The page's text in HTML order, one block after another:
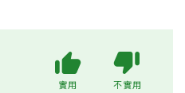
實用 不實用